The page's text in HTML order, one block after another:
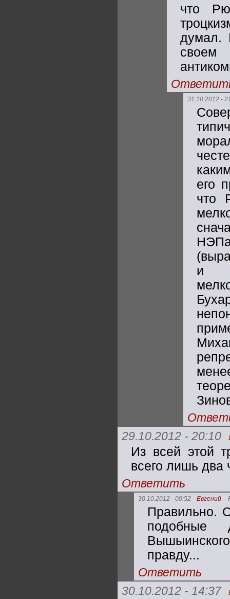
что
думал.
своем
31.10.2012 -
его
что
и
29.10.2012 - 20:10
Из всей этой
всего лишь два
Ответить
30.10.2012 - 00:52 Евгений
Правильно.
подобные
правду...
Ответить
30.10.2012 - 14:37